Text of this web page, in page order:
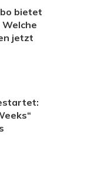
bietet
jetzt